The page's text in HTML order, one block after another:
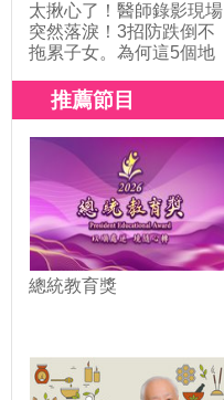
太揪心了！醫師錄影現場
突然落淚！3招防跌倒不
拖累子女。為何這5個地
量活到百歲。全台人瑞破
5千人創新高！日本人長
壽靠做1件事＋吃抗發炎
食物 ！｜胡乃文開講＿
349
推薦節目
總統教育獎